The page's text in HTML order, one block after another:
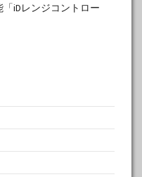
iDレンジコントロー